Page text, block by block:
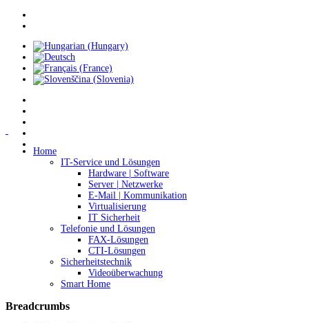
Home
IT-Service und Lösungen
Hardware | Software
Server | Netzwerke
E-Mail | Kommunikation
Virtualisierung
IT Sicherheit
Telefonie und Lösungen
FAX-Lösungen
CTI-Lösungen
Sicherheitstechnik
Videoüberwachung
Smart Home
Breadcrumbs